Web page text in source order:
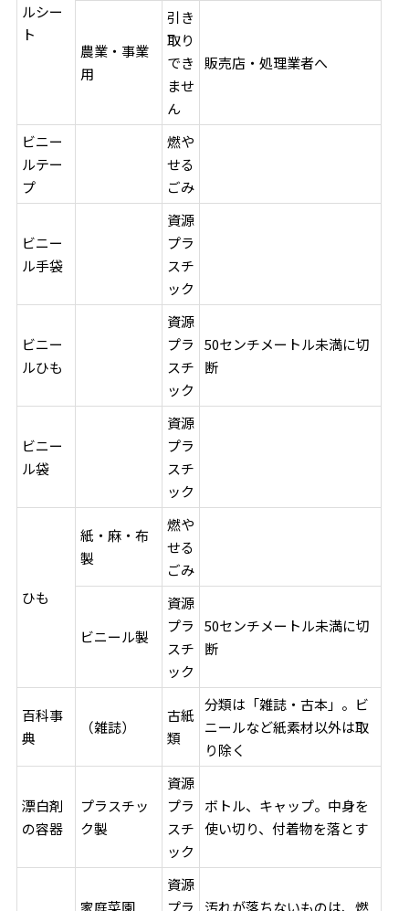
ルシー
ト
農業・事業
用
引き
取り
でき
ませ
ん
販売店・処理業者へ
ビニー
ルテー
プ
燃や
せる
ごみ
ビニー
ル手袋
資源
プラ
スチ
ック
ビニー
ルひも
資源
プラ
スチ
ック
50センチメートル未満に切
断
ビニー
ル袋
資源
プラ
スチ
ック
ひも
紙・麻・布
製
燃や
せる
ごみ
ビニール製
資源
プラ
スチ
ック
50センチメートル未満に切
断
百科事
典
（雑誌）
古紙
類
分類は「雑誌・古本」。ビ
ニールなど紙素材以外は取
り除く
漂白剤
の容器
プラスチッ
ク製
資源
プラ
スチ
ック
ボトル、キャップ。中身を
使い切り、付着物を落とす
家庭菜園
資源
プラ
汚れが落ちないものは、燃